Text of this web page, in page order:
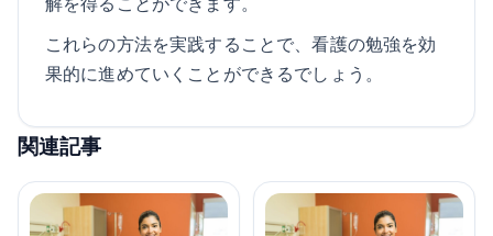
これらの方法を実践することで、看護の勉強を効
果的に進めていくことができるでしょう。
関連記事